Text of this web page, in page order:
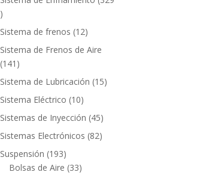
329
productos
Sistema de frenos 1212
productos
Sistema de Frenos de Aire
141 141
productos
Sistema de Lubricación 1515
Sistema Eléctrico 1010
productos
Sistemas de Inyección 4545
productos
Sistemas Electrónicos 8282
Suspensión 193193
productos
Bolsas de Aire 3333